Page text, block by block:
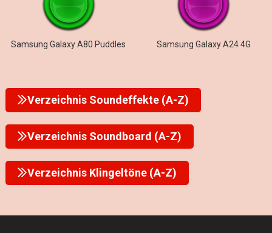
Samsung Galaxy A80 Puddles Samsung Galaxy A24 4G
Verzeichnis Soundeffekte (A-Z)
Verzeichnis Soundboard (A-Z)
Verzeichnis Klingeltöne (A-Z)